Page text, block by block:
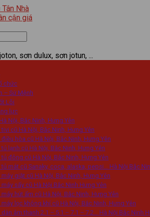
sơn dulux, sơn jotun, ...
chức
– Sứ Mệnh
Lõi
lực
Nội, Bắc Ninh, Hưng Yên
cũ Hà Nội, Bắc Ninh, Hưng Yên
điều hòa cũ Hà Nội, Bắc Ninh, Hưng Yên
lạnh cũ Hà Nội, Bắc Ninh, Hưng Yên
tủ đông cũ Hà Nội, Bắc Ninh, Hưng Yên
tủ mát cũ Sanaky, coca, alaska, pepsi… Hà Nội Bắc
máy giặt cũ Hà Nội, Bắc Ninh, Hưng Yên
máy sấy cũ Hà Nội Bắc Ninh Hưng Yên
máy hút ẩm cũ Hà Nội, Bắc Ninh, Hưng Yên
máy lọc không khí cũ Hà Nội, Bắc Ninh, Hưng Yên
dàn âm thanh 2.1 – 5.1 – 7.1 – 7.2… Hà Nội Bắc Ninh